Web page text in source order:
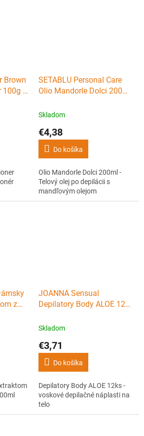
Brown
100g -
SETABLU Personal Care
Olio Mandorle Dolci 200ml
mandľovým olejom
Skladom
€4,38
Do košíka
Olio Mandorle Dolci 200ml -
Telový olej po depilácii s
mandľovým olejom
z
JOANNA Sensual
Depilatory Body ALOE 12ks
náplasti na telo
Skladom
€3,71
Do košíka
Depilatory Body ALOE 12ks -
voskové depilačné náplasti na
telo